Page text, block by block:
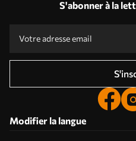
S'abonner à la
Modifier la langue